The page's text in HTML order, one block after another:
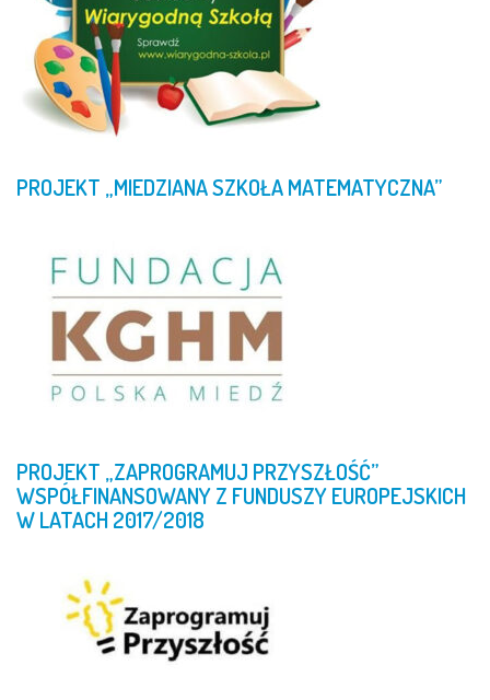
PROJEKT „MIEDZIANASZKOŁAMATEMATYCZNA”
PROJEKT „ZAPROGRAMUJ PRZYSZŁOŚĆ”
WSPÓŁFINANSOWANYZ FUNDUSZYEUROPEJSKICH
WLATACH2017/2018